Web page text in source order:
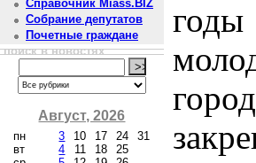
Справочник Miass.BIZ
Собрание депутатов
Почетные граждане
поиск в новостях
Август, 2026
пн
вт
3
4
10
11
17
18
24
25
31